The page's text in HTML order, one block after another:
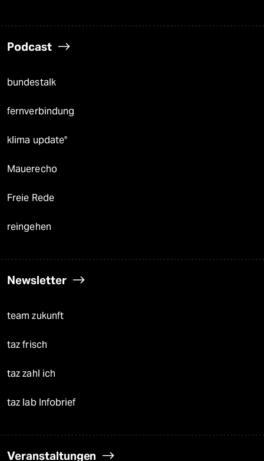
Podcast
bundestalk
fernverbindung
klima update°
Mauerecho
Freie Rede
reingehen
Newsletter
team zukunft
taz frisch
taz zahl ich
taz lab Infobrief
Veranstaltungen